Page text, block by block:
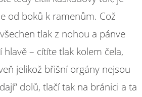
od boků k ramenům. Což
tlak z nohou a pánve
– cítíte tlak kolem čela,
jelikož břišní orgány nejsou
dolů, tlačí tak na bránici a ta